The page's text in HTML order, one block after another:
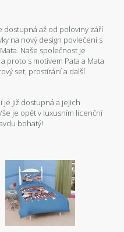
dostupná až od poloviny září
na nový design povlečení s
Naše společnost je
proto s motivem Pata a Mata
set, prostírání a další
je již dostupná a jejich
je opět v luxusním licenční
bohatý!